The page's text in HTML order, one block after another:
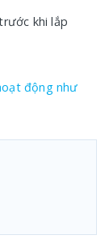
khi lắp
động như